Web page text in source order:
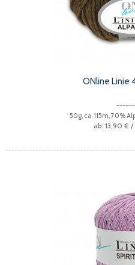
ONline Linie
50g, ca. 115m, 70%
13,90 € /